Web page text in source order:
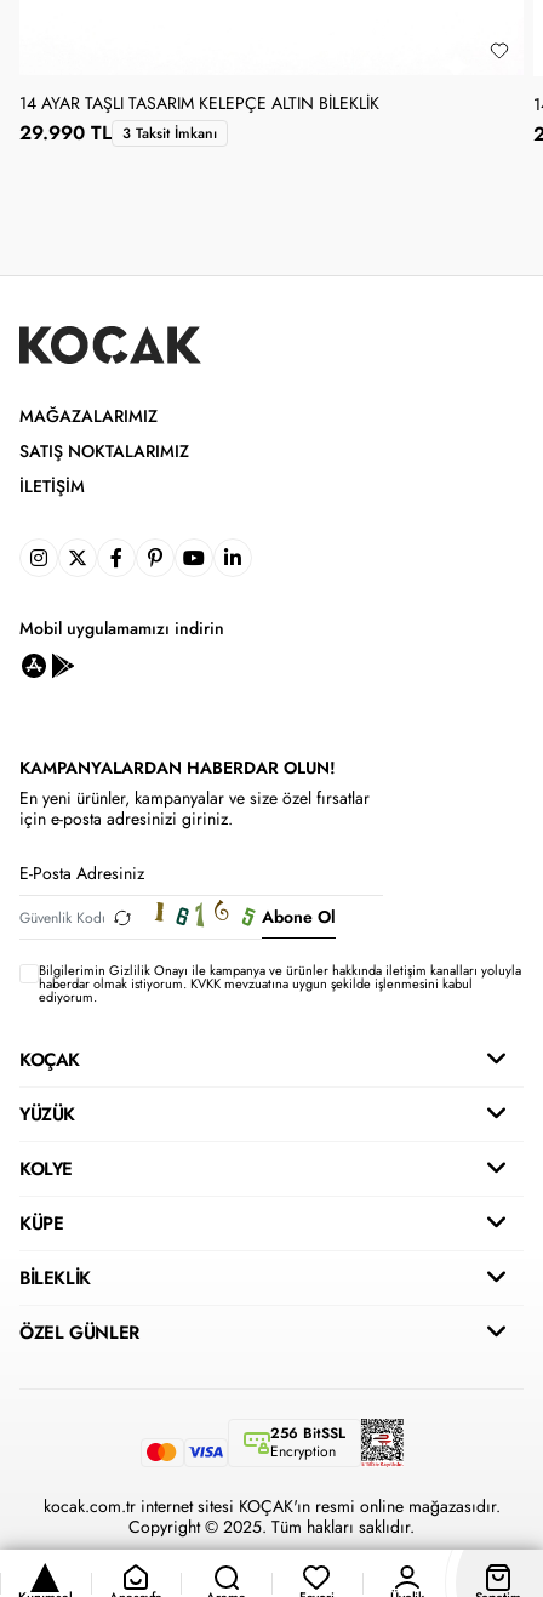
14 AYAR TAŞLI TASARIM KELEPÇE ALTIN BILEKLIK
29.990 TL 3 Taksit İmkanı
MAĞAZALARIMIZ
SATIŞ NOKTALARIMIZ
İLETIŞIM
Mobil uygulamamızı indirin
KAMPANYALARDAN HABERDAR OLUN!
En yeni ürünler, kampanyalar ve size özel fırsatlar
için e-posta adresinizi giriniz.
Abone Ol
Bilgilerimin Gizlilik Onayı ile kampanya ve ürünler hakkında iletişim kanalları yoluyla
haberdar olmak istiyorum.KVKK mevzuatına uygun şekilde işlenmesini kabul
ediyorum.
KOÇAK
YÜZÜK
KOLYE
KÜPE
BİLEKLİK
ÖZEL GÜNLER
256 BitSSL
Encryption
kocak.com.tr internet sitesi KOÇAK'ın resmi online mağazasıdır.
Copyright © 2025. Tüm hakları saklıdır.